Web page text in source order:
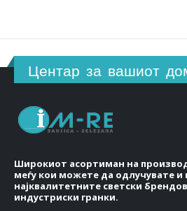
Центар за вашиот
Широкиот асортиман на
меѓу кои можете да одлучувате и
најквалитетните светски
индустриски гранки.